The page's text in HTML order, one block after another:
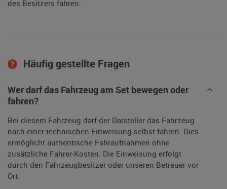
des Besitzers fahren.
Häufig gestellte Fragen
Wer darf das Fahrzeug am Set bewegen oder
fahren?
Bei diesem Fahrzeug darf der Darsteller das Fahrzeug
nach einer technischen Einweisung selbst fahren. Dies
ermöglicht authentische Fahraufnahmen ohne
zusätzliche Fahrer-Kosten. Die Einweisung erfolgt
durch den Fahrzeugbesitzer oder unseren Betreuer vor
Ort.